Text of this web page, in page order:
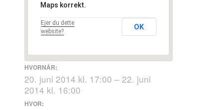
Maps korrekt.
Ejer du dette
website?
OK
HVORNÅR:
20. juni 2014 kl. 17:00 – 22. juni
2014 kl. 16:00
HVOR: